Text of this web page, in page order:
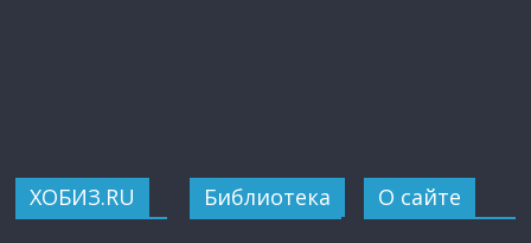
ХОБИЗ.RU Библиотека О сайте